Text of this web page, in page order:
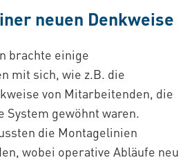
neuen Denkweise
brachte einige
mit sich, wie z.B. die
von Mitarbeitenden, die
gewöhnt waren.
die Montagelinien
wobei operative Abläufe neu